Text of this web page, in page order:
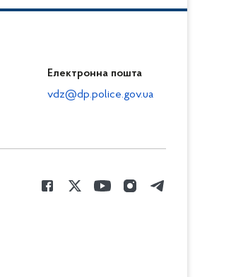
Електронна пошта
vdz@dp.police.gov.ua